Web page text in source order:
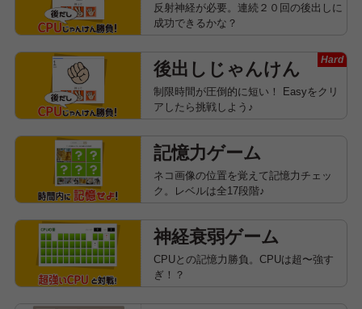
反射神経が必要。連続２０回の後出しに
成功できるかな？
後出しじゃんけん Hard
制限時間が圧倒的に短い！ Easyをクリ
アしたら挑戦しよう♪
記憶力ゲーム
ネコ画像の位置を覚えて記憶力チェッ
ク。レベルは全17段階♪
神経衰弱ゲーム
CPUとの記憶力勝負。CPUは超〜強す
ぎ！？